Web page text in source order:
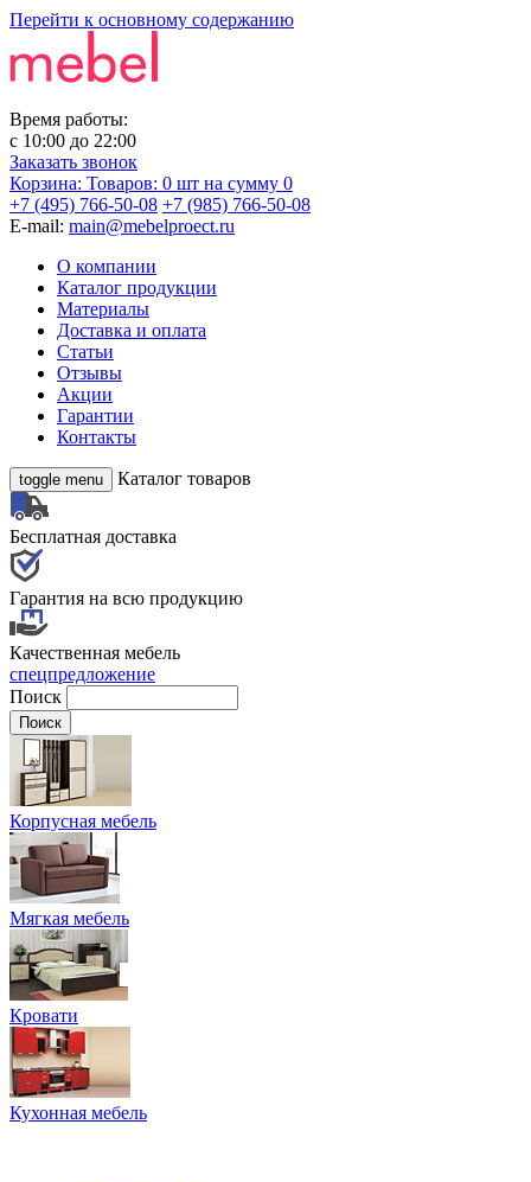
Перейти к основному содержанию
Время работы:
с 10:00 до 22:00
Заказать звонок
Корзина: Товаров: 0 шт на сумму 0
+7 (495) 766-50-08 +7 (985) 766-50-08
E-mail: main@mebelproect.ru
О компании
Каталог продукции
Материалы
Доставка и оплата
Статьи
Отзывы
Акции
Гарантии
Контакты
toggle menu Каталог товаров
Бесплатная доставка
Гарантия на всю продукцию
Качественная мебель
спецпредложение
Поиск
Корпусная мебель
Мягкая мебель
Кровати
Кухонная мебель